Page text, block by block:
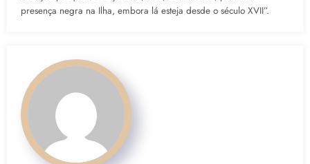
presença negra na Ilha, embora lá esteja desde o século XVII”.